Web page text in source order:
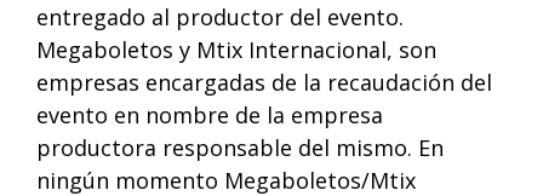
entregado al productor del evento.
Megaboletos y Mtix Internacional, son
empresas encargadas de la recaudación del
evento en nombre de la empresa
productora responsable del mismo. En
ningún momento Megaboletos/Mtix